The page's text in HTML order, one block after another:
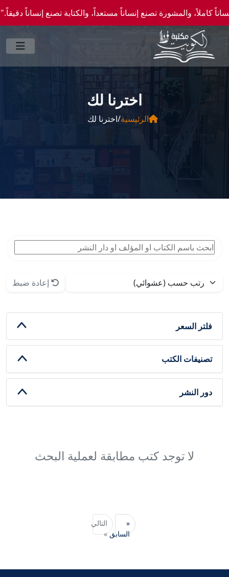
والمشورة تصنع إنساناً مستعداً، والكتابة تصنع إنساناً دقيقاً." —احصل علي عروض
اخترنا لك
الرئيسية/اخترنا لك
إعادة ضبط
فلتر السعر
تصنيفات الكتب
دور النشر
لا توجد كتب مطابقة لعملية البحث
«
السابق
التالي
»